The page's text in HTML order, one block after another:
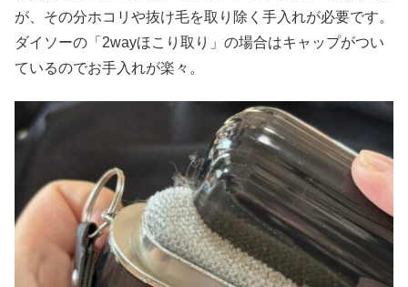
が、その分ホコリや抜け毛を取り除く手入れが必要です。
ダイソーの「2wayほこり取り」の場合はキャップがつい
ているのでお手入れが楽々。